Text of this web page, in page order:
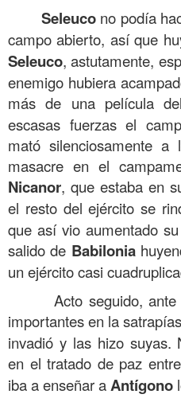
Seleuco no podía
campo abierto, así que
Seleuco, astutamente,
enemigo hubiera
más de una película
escasas fuerzas el
mató silenciosamente
masacre en el
Nicanor, que estaba en
el resto del ejército se
que así vio aumentado
salido de Babilonia
un ejército casi
Acto seguido, ante la
importantes en la
invadió y las hizo suyas.
en el tratado de paz
iba a enseñar aAntígono